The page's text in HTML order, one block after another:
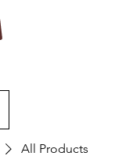
All Products